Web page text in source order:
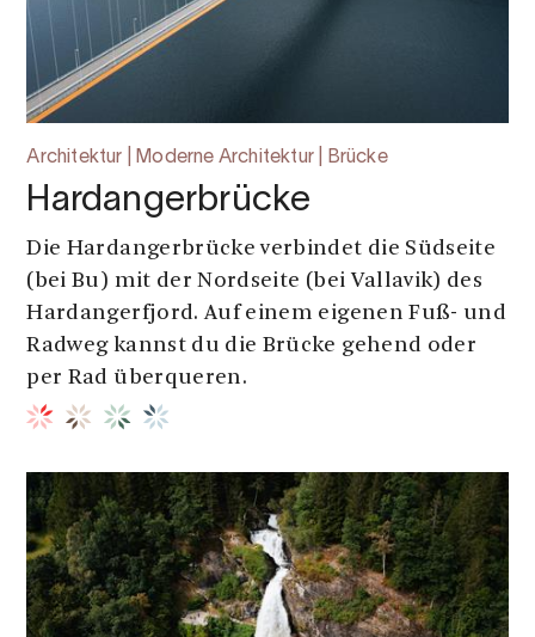
Architektur | Moderne Architektur | Brücke
Hardangerbrücke
Die Hardangerbrücke verbindet die Südseite
(bei Bu) mit der Nordseite (bei Vallavik) des
Hardangerfjord. Auf einem eigenen Fuß- und
Radweg kannst du die Brücke gehend oder
per Rad überqueren.